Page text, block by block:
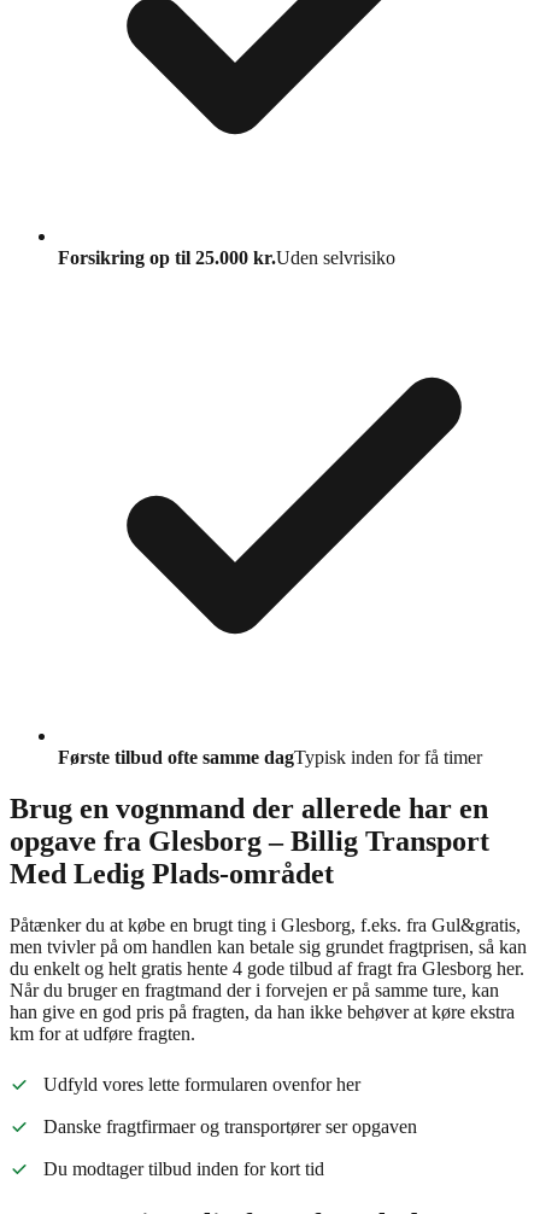
Forsikring op til 25.000 kr.Uden selvrisiko
Første tilbud ofte samme dagTypisk inden for få timer
Brug en vognmand der allerede har en
opgave fra Glesborg – Billig Transport
Med Ledig Plads-området
Påtænker du at købe en brugt ting i Glesborg, f.eks. fra Gul&gratis,
men tvivler på om handlen kan betale sig grundet fragtprisen, så kan
du enkelt og helt gratis hente 4 gode tilbud af fragt fra Glesborg her.
Når du bruger en fragtmand der i forvejen er på samme ture, kan
han give en god pris på fragten, da han ikke behøver at køre ekstra
km for at udføre fragten.
Udfyld vores lette formularen ovenfor her
Danske fragtfirmaer og transportører ser opgaven
Du modtager tilbud inden for kort tid